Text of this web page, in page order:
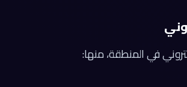
في المنطقة، منها: